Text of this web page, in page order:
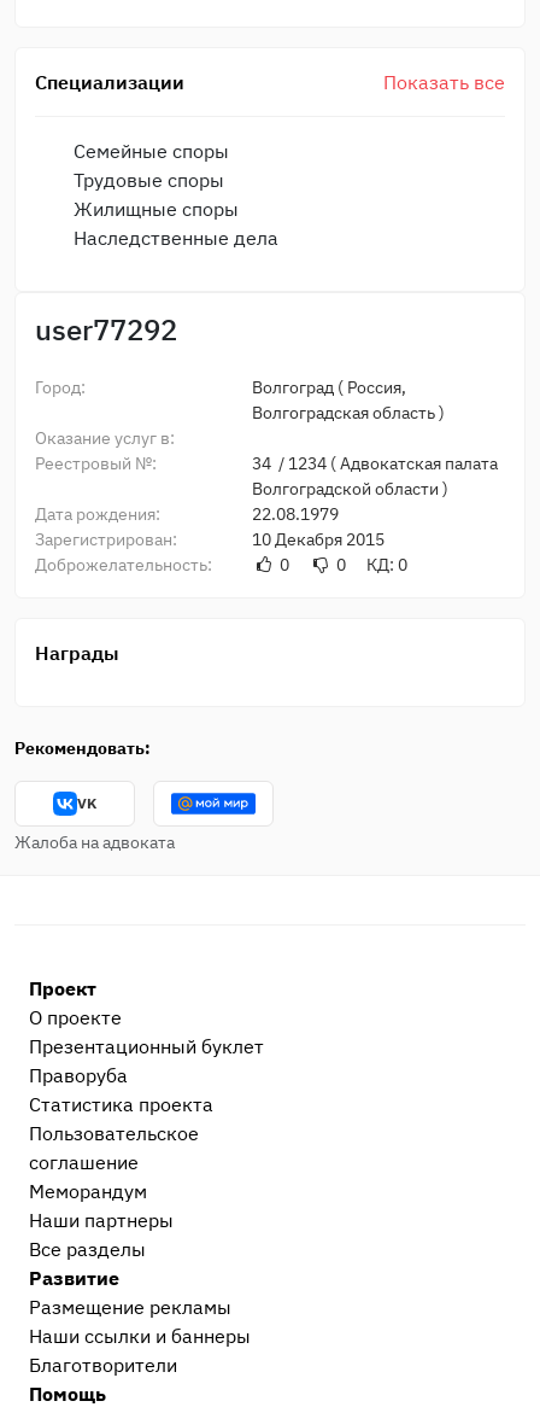
Cпециализации Показать все
Семейные споры
Трудовые споры
Жилищные споры
Наследственные дела
user77292
Город: Волгоград ( Россия,
Волгоградская область)
Оказание услуг в:
Реестровый №:
34 / 1234 (Адвокатская палата
Волгоградской области )
Дата рождения:
22.08.1979
Зарегистрирован:
10 Декабря 2015
Доброжелательность:
0 0 КД: 0
Награды
Рекомендовать:
VK
Жалоба на адвоката
Проект
О проекте
Презентационный букл​ет
Праворуба
Статистика проекта
Пользовательское
соглашение
Меморандум
Наши партнеры
Все разделы
Развитие
Размещение рекламы
Наши ссылки и баннеры
Благотворители
Помощь